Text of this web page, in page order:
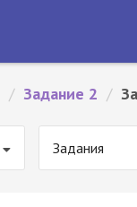
/ Задание 2 /
Задания